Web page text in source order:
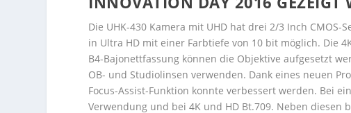
Die UHK-430 Kamera mit UHD hat drei 2/3 Inch
in Ultra HD mit einer Farbtiefe von 10 bit möglich. Die
B4-Bajonettfassung können die Objektive aufgesetzt
OB- und Studiolinsen verwenden. Dank eines neuen
Focus-Assist-Funktion konnte verbessert werden. Bei
Verwendung und bei 4K und HD Bt.709. Neben diesen